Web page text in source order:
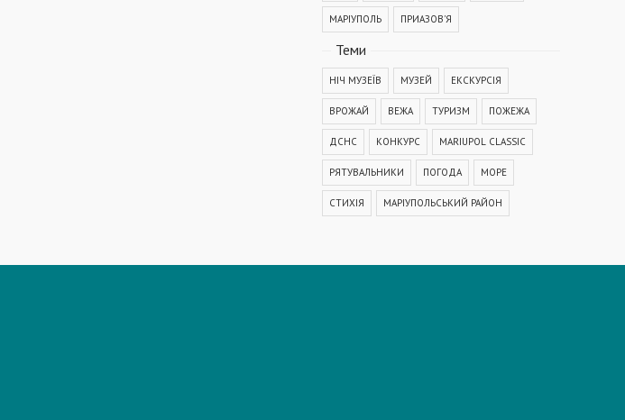
МАРІУПОЛЬ ПРИАЗОВ'Я
Теми
НІЧ МУЗЕЇВ МУЗЕЙ ЕКСКУРСІЯ
ВРОЖАЙ ВЕЖА ТУРИЗМ ПОЖЕЖА
ДСНС КОНКУРС MARIUPOL CLASSIC
РЯТУВАЛЬНИКИ ПОГОДА МОРЕ
СТИХІЯ МАРІУПОЛЬСЬКИЙ РАЙОН
ПОЛІЦІЯ ПОДІЯ АВАРІЯ МЕДИЦИНА